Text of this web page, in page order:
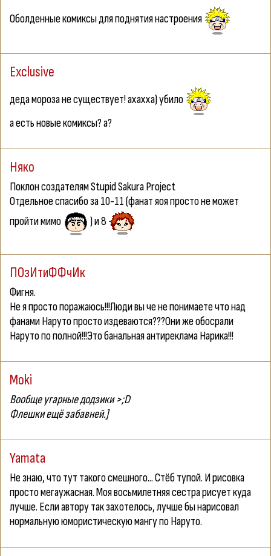
Оболденные комиксы для поднятия настроения
Exclusive
деда мороза не существует! ахахха) убило
а есть новые комиксы? а?
Няко
Поклон создателям Stupid Sakura Project
Отдельное спасибо за 10-11 (фанат яоя просто не может
пройти мимо
) и 8
ПОзИтиФФчИк
Фигня.
Не я просто поражаюсь!!!Люди вы че не понимаете что над
фанами Наруто просто издеваются???Они же обосрали
Наруто по полной!!!Это банальная антиреклама Нарика!!!
Moki
Вообще угарные додзики >;D
Флешки ещё забавней.]
Yamata
Не знаю, что тут такого смешного... Стёб тупой. И рисовка
просто мегаужасная. Моя восьмилетняя сестра рисует куда
лучше. Если автору так захотелось, лучше бы нарисовал
нормальную юмористическую мангу по Наруто.